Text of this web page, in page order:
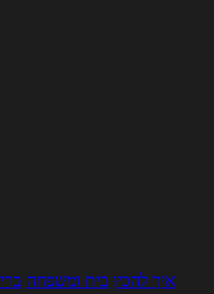
איך להכין בית ומשפחה